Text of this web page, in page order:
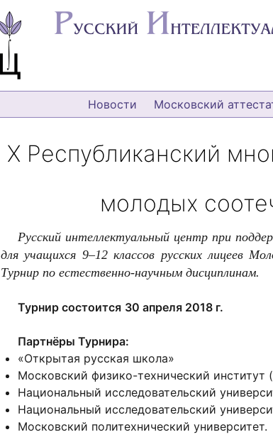
Новости Московский
Х Республиканский
молодых
Русский интеллектуальный центр при
для учащихся 9–12 классов русских лицеев
Турнир по естественно-научным дисциплинам.
Турнир состоится 30 апреля 2018 г.
Партнёры Турнира:
«Открытая русская школа»
Московский физико-технический
Национальный исследовательский
Национальный исследовательский
Московский политехнический университет.